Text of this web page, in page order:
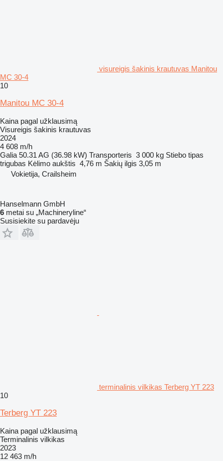
visureigis šakinis krautuvas Manitou
MC 30-4
10
Manitou MC 30-4
Kaina pagal užklausimą
Visureigis šakinis krautuvas
2024
4 608 m/h
Galia 50.31 AG (36.98 kW) Transporteris 3 000 kg Stiebo tipas
trigubas Kėlimo aukštis 4,76 m Šakių ilgis 3,05 m
Vokietija, Crailsheim
Hanselmann GmbH
6 metai su „Machineryline“
Susisiekite su pardavėju
terminalinis vilkikas Terberg YT 223
10
Terberg YT 223
Kaina pagal užklausimą
Terminalinis vilkikas
2023
12 463 m/h